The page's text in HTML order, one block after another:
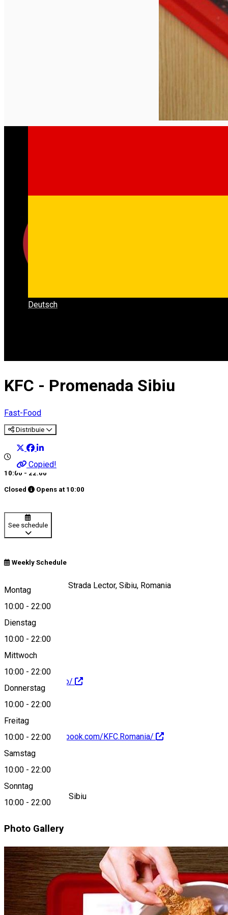
Deutsch
KFC - Promenada Sibiu
Fast-Food
Distribuie
Copied!
10:00 - 22:00
Closed Opens at 10:00
See schedule
Weekly Schedule
Montag
10:00 - 22:00
Dienstag
10:00 - 22:00
Mittwoch
10:00 - 22:00
Donnerstag
10:00 - 22:00
Freitag
10:00 - 22:00
Samstag
10:00 - 22:00
Sonntag
10:00 - 22:00
Promenada Sibiu, Strada Lector, Sibiu, Romania
View on map
https://www.kfc.ro/
https://www.facebook.com/KFC.Romania/
About
KFC - Promenada Sibiu
Photo Gallery